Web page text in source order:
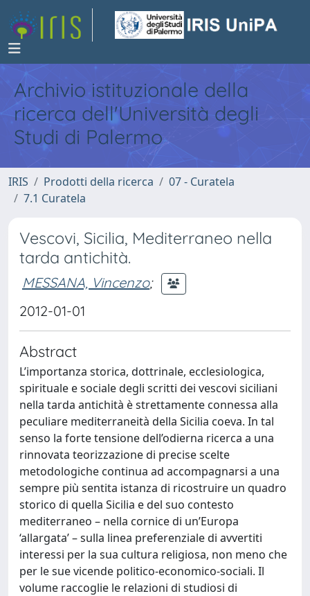
Archivio istituzionale della
ricerca dell'Università degli
Studi di Palermo
IRIS Prodotti della ricerca
07 - Curatela
7.1 Curatela
Vescovi, Sicilia, Mediterraneo nella
tarda antichità.
MESSANA, Vincenzo;
2012-01-01
Abstract
L’importanza storica, dottrinale, ecclesiologica,
spirituale e sociale degli scritti dei vescovi siciliani
nella tarda antichità è strettamente connessa alla
peculiare mediterraneità della Sicilia coeva. In tal
senso la forte tensione dell’odierna ricerca a una
rinnovata teorizzazione di precise scelte
metodologiche continua ad accompagnarsi a una
sempre più sentita istanza di ricostruire un quadro
storico di quella Sicilia e del suo contesto
mediterraneo – nella cornice di un’Europa
‘allargata’ – sulla linea preferenziale di avvertiti
interessi per la sua cultura religiosa, non meno che
per le sue vicende politico-economico-sociali. Il
volume raccoglie le relazioni di studiosi di